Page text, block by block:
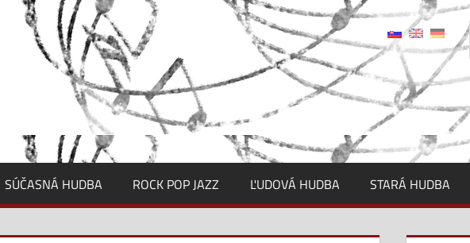
SÚČASNÁ HUDBA ROCK POP JAZZ ĽUDOVÁ HUDBA STARÁ HUDBA